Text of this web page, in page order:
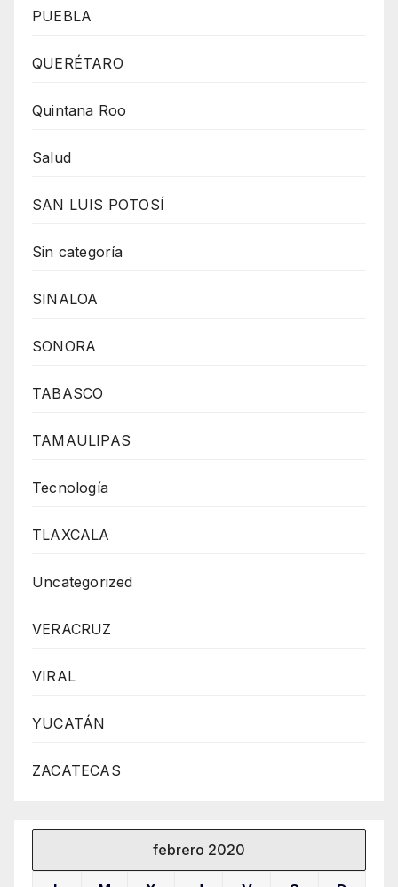
PUEBLA
QUERÉTARO
Quintana Roo
Salud
SAN LUIS POTOSÍ
Sin categoría
SINALOA
SONORA
TABASCO
TAMAULIPAS
Tecnología
TLAXCALA
Uncategorized
VERACRUZ
VIRAL
YUCATÁN
ZACATECAS
febrero 2020